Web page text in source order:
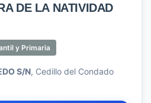
DE LA NATIVIDAD
y Primaria
S/N, Cedillo del Condado